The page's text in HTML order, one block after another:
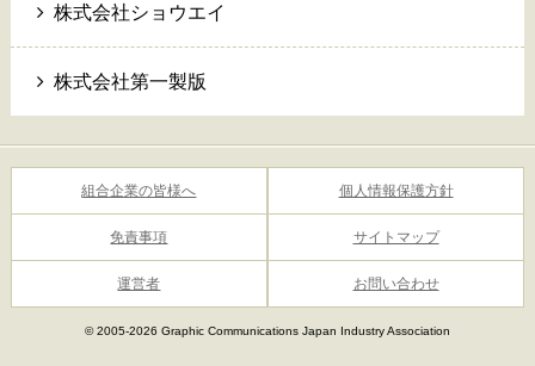
株式会社ショウエイ
株式会社第一製版
組合企業の皆様へ 個人情報保護方針
免責事項 サイトマップ
運営者 お問い合わせ
© 2005-2026 Graphic Communications Japan Industry Association